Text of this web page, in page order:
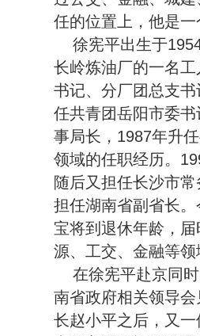
任的位置上，他是一
徐宪平出生于
长岭炼油厂的一名
书记、分厂团总支
任共青团岳阳市委
事局长，1987年升
领域的任职经历。
随后又担任长沙市
担任湖南省副省长
宝将到退休年龄，
源、工交、金融等
在徐宪平赴京同
南省政府相关领导
长赵小平之后，又